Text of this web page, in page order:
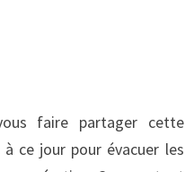
faire partager cette
ce jour pour évacuer les